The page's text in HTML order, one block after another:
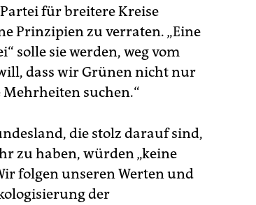
für breitere Kreise
Prinzipien zu verraten. „Eine
solle sie werden, weg vom
dass wir Grünen nicht nur
suchen.“
die stolz darauf sind,
zu haben, würden „keine
folgen unseren Werten und
der